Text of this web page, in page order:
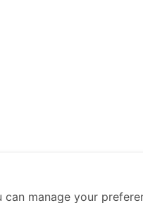
manage your